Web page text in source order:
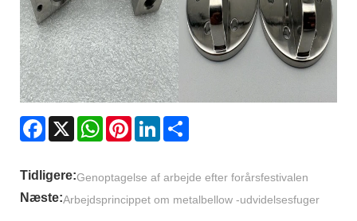
Facebook
X WhatsAppPinterestLinkedIn
Tidligere:Genoptagelse af arbejde efter forårsfestivalen
Næste:Arbejdsprincippet om metalbellow -udvidelsesfuger